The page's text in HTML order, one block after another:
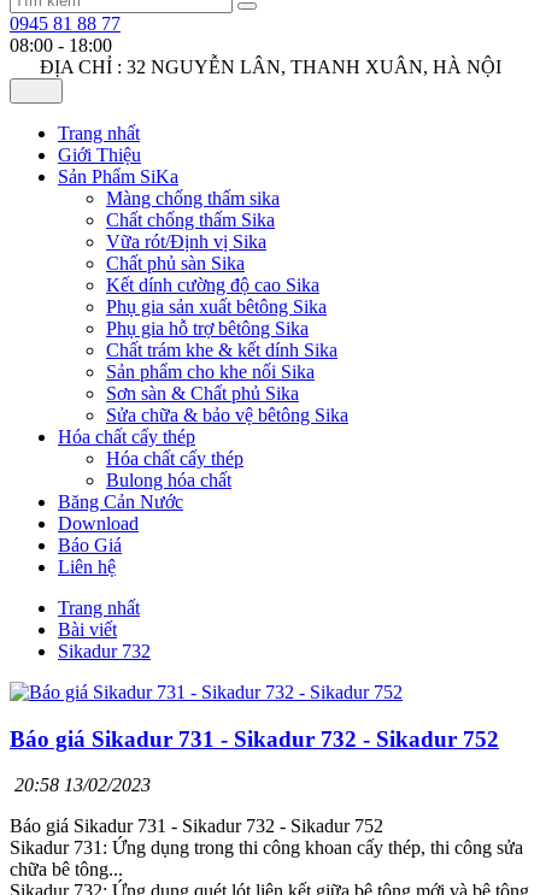
0945 81 88 77
08:00 - 18:00
ĐỊA CHỈ : 32 NGUYỄN LÂN, THANH XUÂN, HÀ NỘI
Trang nhất
Giới Thiệu
Sản Phẩm SiKa
Màng chống thấm sika
Chất chống thấm Sika
Vữa rót/Định vị Sika
Chất phủ sàn Sika
Kết dính cường độ cao Sika
Phụ gia sản xuất bêtông Sika
Phụ gia hỗ trợ bêtông Sika
Chất trám khe & kết dính Sika
Sản phẩm cho khe nối Sika
Sơn sàn & Chất phủ Sika
Sửa chữa & bảo vệ bêtông Sika
Hóa chất cấy thép
Hóa chất cấy thép
Bulong hóa chất
Băng Cản Nước
Download
Báo Giá
Liên hệ
Trang nhất
Bài viết
Sikadur 732
Báo giá Sikadur 731 - Sikadur 732 - Sikadur 752
20:58 13/02/2023
Báo giá Sikadur 731 - Sikadur 732 - Sikadur 752
Sikadur 731: Ứng dụng trong thi công khoan cấy thép, thi công sửa
chữa bê tông...